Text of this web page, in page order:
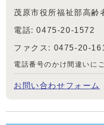
茂原市役所福祉部高齢
電話: 0475-20-1572
ファクス: 0475-20-
電話番号のかけ間違いに
お問い合わせフォーム